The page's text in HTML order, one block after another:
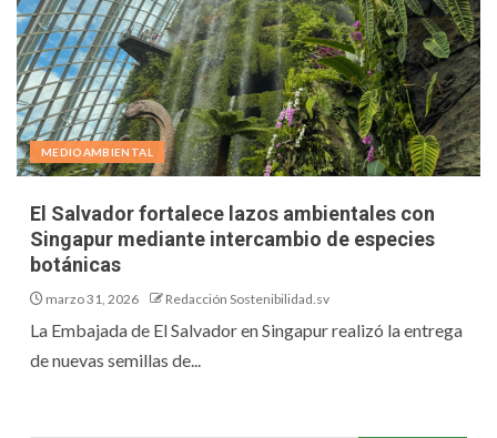
MEDIOAMBIENTAL
El Salvador fortalece lazos ambientales con
Singapur mediante intercambio de especies
botánicas
marzo 31, 2026 Redacción Sostenibilidad.sv
La Embajada de El Salvador en Singapur realizó la entrega
de nuevas semillas de...